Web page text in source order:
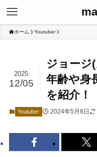
ホーム Youtuber
ジョージ
年齢や身
を紹介！
2025
12/05
Youtuber 2024年5月8日